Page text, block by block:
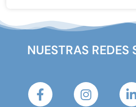
NUESTRAS REDES